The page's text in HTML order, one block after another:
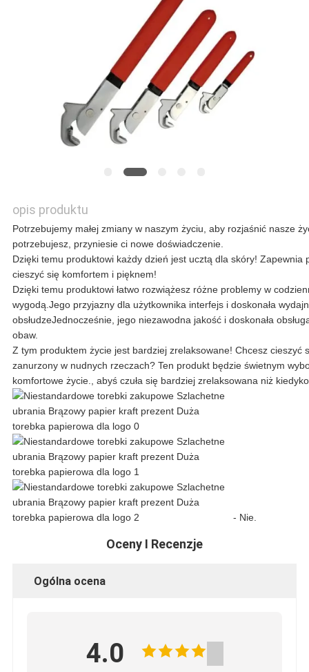
PRZYPADKI
POPROSIĆ
WYCENĘ
SITEMAP
POLITYKA
PRYWATNOŚCI
opis produktu
Potrzebujemy małej zmiany w naszym życiu, aby rozjaśnić nasze
potrzebujesz, przyniesie ci nowe doświadczenie.
Dzięki temu produktowi każdy dzień jest ucztą dla skóry! Zapewnia
cieszyć się komfortem i pięknem!
Dzięki temu produktowi łatwo rozwiążesz różne problemy w
wygodą.Jego przyjazny dla użytkownika interfejs i doskonała
obsłudzeJednocześnie, jego niezawodna jakość i doskonała
obaw.
Z tym produktem życie jest bardziej zrelaksowane! Chcesz cieszyć
zanurzony w nudnych rzeczach? Ten produkt będzie świetnym
komfortowe życie., abyś czuła się bardziej zrelaksowana niż
- Nie.
Oceny I Recenzje
Ogólna ocena
4.0